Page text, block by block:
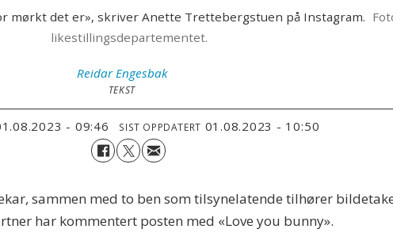
mørkt det er», skriver Anette Trettebergstuen på Instagram.
likestillingsdepartementet.
Reidar Engesbak
TEKST
01.08.2023 - 09:46 SIST OPPDATERT 01.08.2023 - 10:50
sammen med to ben som tilsynelatende tilhører
har kommentert posten med «Love you bunny».